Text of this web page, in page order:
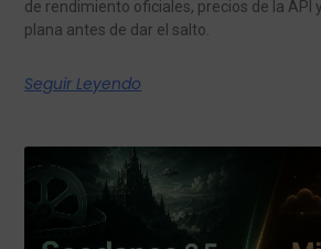
de rendimiento oficiales, precios de la API
plana antes de dar el salto.
Seguir Leyendo